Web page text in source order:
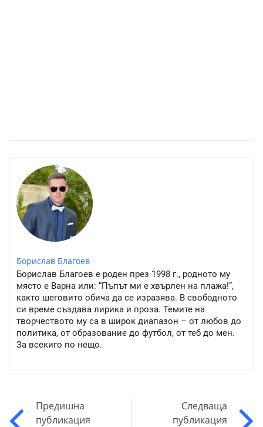
Борислав Благоев
Борислав Благоев е роден през 1998 г., родното му
място е Варна или: “Пъпът ми е хвърлен на плажа!”,
както шеговито обича да се изразява. В свободното
си време създава лирика и проза. Темите на
творчеството му са в широк диапазон – от любов до
политика, от образование до футбол, от теб до мен.
За всекиго по нещо.
Предишна
публикация
Следваща
публикация